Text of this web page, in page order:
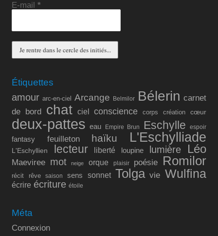
E-mail*
Étiquettes
amour arc-en-ciel Arcange Belmilor Bélerin carnet
de bord chat ciel conscience corps création cœur
deux-pattes eau Empire Brun Eschylle espoir
fantasy feuilleton haïku L'Eschylliade
L'Eschyllien lecteur liberté loupine lumière Léo
Maeviree mot neige orque plaisir poésie Romilor
récit rêve saison sens sonnet Tolga vie Wulfina
écrire écriture étoile
Méta
Connexion